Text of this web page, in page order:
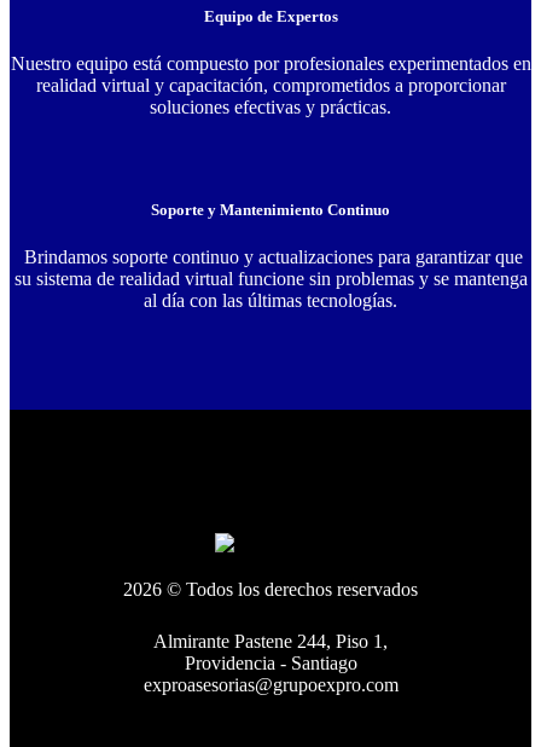
Equipo de Expertos
Nuestro equipo está compuesto por profesionales experimentados en
realidad virtual y capacitación, comprometidos a proporcionar
soluciones efectivas y prácticas.
Soporte y Mantenimiento Continuo
Brindamos soporte continuo y actualizaciones para garantizar que
su sistema de realidad virtual funcione sin problemas y se mantenga
al día con las últimas tecnologías.
2026 © Todos los derechos reservados
Almirante Pastene 244, Piso 1,
Providencia - Santiago
exproasesorias@grupoexpro.com